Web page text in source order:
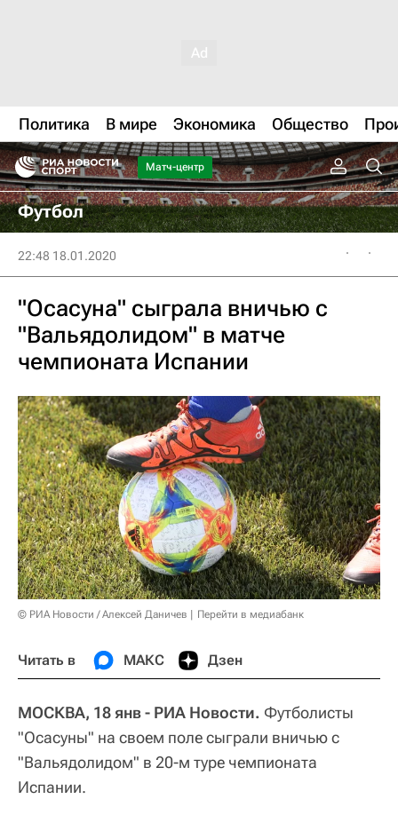
Политика В мире Экономика Общество
Матч-центр
Футбол
22:48 18.01.2020
"Осасуна" сыграла вничью с
"Вальядолидом" в матче
чемпионата Испании
© РИА Новости / Алексей Даничев Перейти в медиабанк
Читать в МАКС Дзен
МОСКВА, 18 янв - РИА Новости. Футболисты
"Осасуны" на своем поле сыграли вничью с
"Вальядолидом" в 20-м туре чемпионата
Испании.